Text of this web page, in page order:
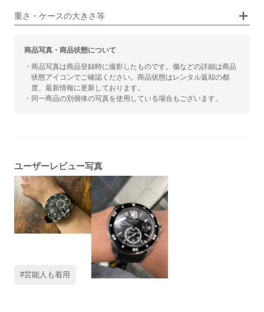
重さ・ケースの大きさ等
商品写真・商品状態について
・商品写真は商品登録時に撮影したものです。傷などの詳細は商品
状態アイコンでご確認ください。商品状態はレンタル返却の都
度、最新情報に更新しております。
・同一商品の別個体の写真を使用している場合もございます。
ユーザーレビュー写真
#芸能人も着用